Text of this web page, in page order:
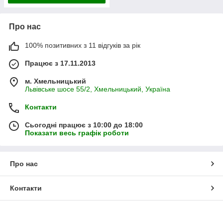
Про нас
100% позитивних з 11 відгуків за рік
Працює з 17.11.2013
м. Хмельницький
Львівське шосе 55/2, Хмельницький, Україна
Контакти
Сьогодні працює з 10:00 до 18:00
Показати весь графік роботи
Про нас
Контакти